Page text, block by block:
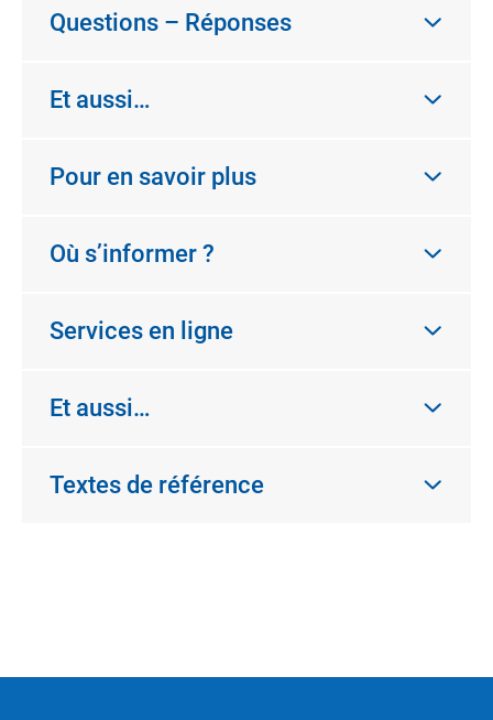
Questions – Réponses
Et aussi…
Pour en savoir plus
Où s’informer ?
Services en ligne
Et aussi…
Textes de référence